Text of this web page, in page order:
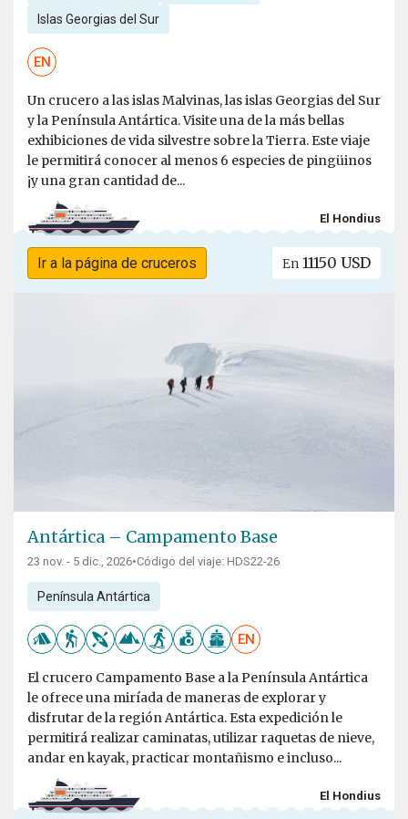
Islas Georgias del Sur
EN
Un crucero a las islas Malvinas, las islas Georgias del Sur
y la Península Antártica. Visite una de la más bellas
exhibiciones de vida silvestre sobre la Tierra. Este viaje
le permitirá conocer al menos 6 especies de pingüinos
¡y una gran cantidad de...
El Hondius
Ir a la página de cruceros En 11150 USD
Antártica – Campamento Base
23 nov. - 5 dic., 2026•Código del viaje: HDS22-26
Península Antártica
EN
El crucero Campamento Base a la Península Antártica
le ofrece una miríada de maneras de explorar y
disfrutar de la región Antártica. Esta expedición le
permitirá realizar caminatas, utilizar raquetas de nieve,
andar en kayak, practicar montañismo e incluso...
El Hondius